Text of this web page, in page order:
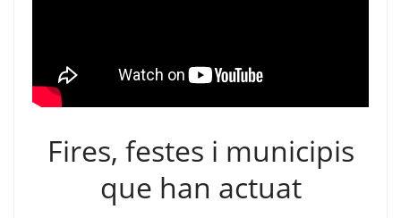
Fires, festes i municipis
que han actuat